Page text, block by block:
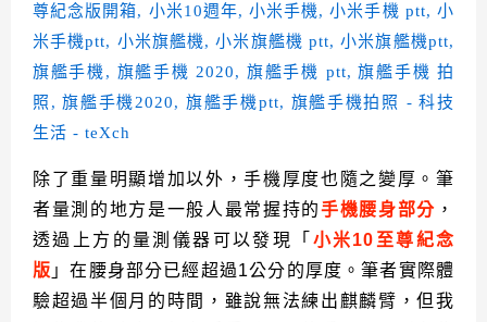
除了重量明顯增加以外，手機厚度也隨之變厚。筆
者量測的地方是一般人最常握持的手機腰身部分 ，
透過上方的量測儀器可以發現「 小米10至尊紀念
版 」在腰身部分已經超過1公分的厚度。筆者實際體
驗超過半個月的時間，雖說無法練出麒麟臂，但我